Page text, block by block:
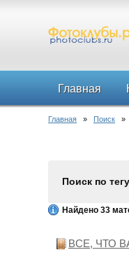
Главная
Главная » Поиск »
Поиск по
Найдено 33
ВСЕ, ЧТО